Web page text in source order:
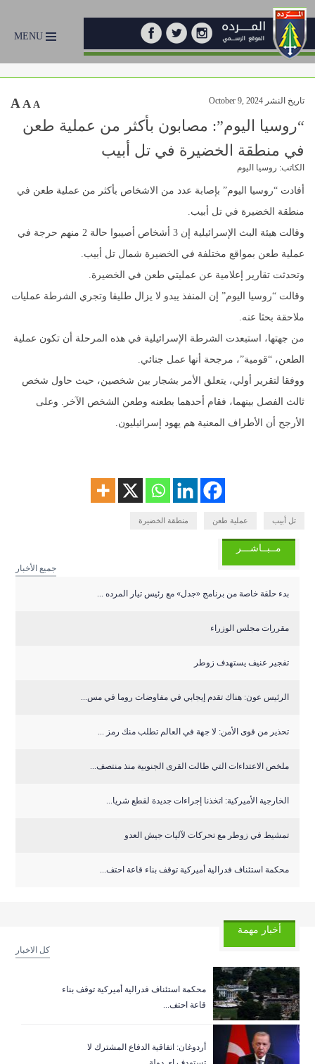
MENU
تاريخ النشر October 9, 2024 A A A
“روسيا اليوم”: مصابون بأكثر من عملية طعن
في منطقة الخضيرة في تل أبيب
الكاتب: روسيا اليوم
أفادت “روسيا اليوم” بإصابة عدد من الاشخاص بأكثر من عملية طعن في
منطقة الخضيرة في تل أبيب.
وقالت هيئة البث الإسرائيلية إن 3 أشخاص أصيبوا حالة 2 منهم حرجة في
عملية طعن بمواقع مختلفة في الخضيرة شمال تل أبيب.
وتحدثت تقارير إعلامية عن عمليتي طعن في الخضيرة.
وقالت “روسيا اليوم” إن المنفذ يبدو لا يزال طليقا وتجري الشرطة عمليات
ملاحقة بحثا عنه.
من جهتها، استبعدت الشرطة الإسرائيلية في هذه المرحلة أن تكون عملية
الطعن، “قومية”، مرجحة أنها عمل جنائي.
ووفقا لتقرير أولي، يتعلق الأمر بشجار بين شخصين، حيث حاول شخص
ثالث الفصل بينهما، فقام أحدهما بطعنه وطعن الشخص الآخر. وعلى
الأرجح أن الأطراف المعنية هم يهود إسرائيليون.
تل أبيب عملية طعن منطقة الخضيرة
مــبــاشـــر
جميع الأخبار
بدء حلقة خاصة من برنامج «جدل» مع رئيس تيار المرده ...
مقررات مجلس الوزراء
تفجير عنيف يستهدف زوطر
الرئيس عون: هناك تقدم إيجابي في مفاوضات روما في مس...
تحذير من قوى الأمن: لا جهة في العالم تطلب منك رمز ...
ملخص الاعتداءات التي طالت القرى الجنوبية منذ منتصف...
الخارجية الأميركية: اتخذنا إجراءات جديدة لقطع شريا...
تمشيط في زوطر مع تحركات لآليات جيش العدو
‏محكمة استئناف فدرالية أميركية توقف بناء قاعة احتف...
أخبار مهمة
كل الاخبار
‏محكمة استئناف فدرالية أميركية توقف بناء
قاعة احتف...
أردوغان: اتفاقية الدفاع المشترك لا